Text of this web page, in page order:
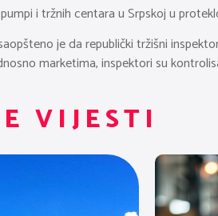
i tržnih centara u Srpskoj u
je da republički tržišni
marketima, inspektori su
VIJESTI